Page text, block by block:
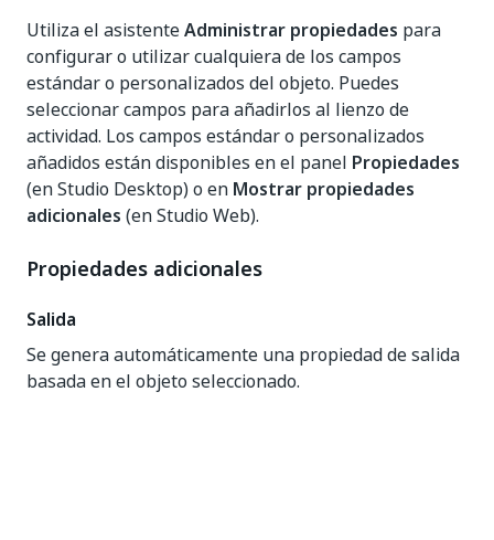
Utiliza el asistenteAdministrar propiedades para
configurar o utilizar cualquiera de los campos
estándar o personalizados del objeto. Puedes
seleccionar campos para añadirlos al lienzo de
actividad. Los campos estándar o personalizados
añadidos están disponibles en el panel Propiedades
(en Studio Desktop) o en Mostrar propiedades
adicionales (en Studio Web).
Propiedades adicionales
Salida
Se genera automáticamente una propiedad de salida
basada en el objeto seleccionado.